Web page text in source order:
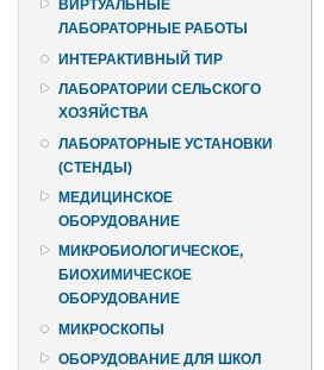
ВИРТУАЛЬНЫЕ
ЛАБОРАТОРНЫЕ РАБОТЫ
ИНТЕРАКТИВНЫЙ ТИР
ЛАБОРАТОРИИ СЕЛЬСКОГО
ХОЗЯЙСТВА
ЛАБОРАТОРНЫЕ УСТАНОВКИ
(СТЕНДЫ)
МЕДИЦИНСКОЕ
ОБОРУДОВАНИЕ
МИКРОБИОЛОГИЧЕСКОЕ,
БИОХИМИЧЕСКОЕ
ОБОРУДОВАНИЕ
МИКРОСКОПЫ
ОБОРУДОВАНИЕ ДЛЯ ШКОЛ